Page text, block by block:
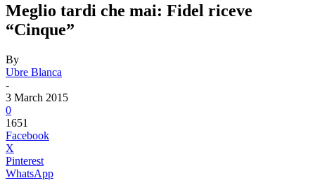
Meglio tardi che mai: Fidel riceve
“Cinque”
By
Ubre Blanca
-
3 March 2015
0
1651
Facebook
X
Pinterest
WhatsApp